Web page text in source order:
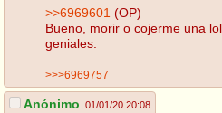
>>6969601 (OP)
Bueno, morir o cojerme una
geniales.
>>>6969757
Anónimo 01/01/20 20:08